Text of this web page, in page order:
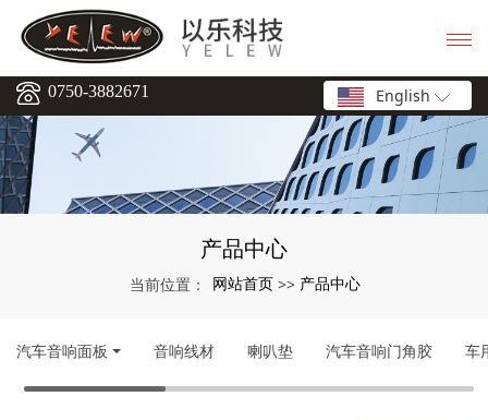
0750-3882671 English
产品中心
当前位置： 网站首页 >> 产品中心
汽车音响面板 音响线材 喇叭垫 汽车音响门角胶 车